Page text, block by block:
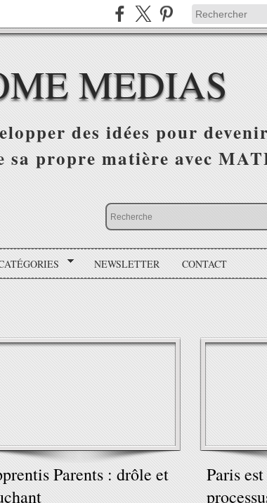
MEDIAS
des idées pour
sa propre matière avec
NEWSLETTER CONTACT
Parents : drôle et
Paris